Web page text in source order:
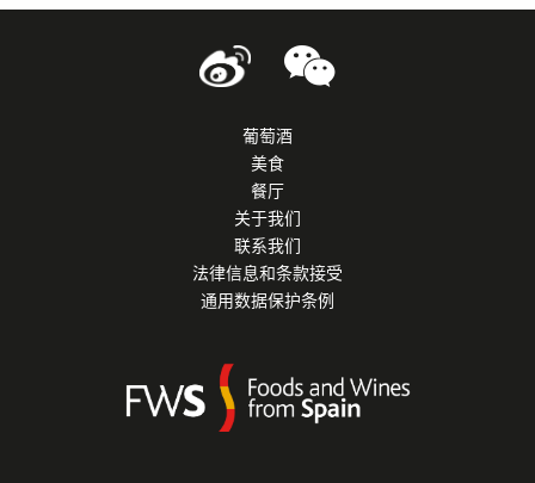
葡萄酒
美食
餐厅
关于我们
联系我们
法律信息和条款接受
通用数据保护条例